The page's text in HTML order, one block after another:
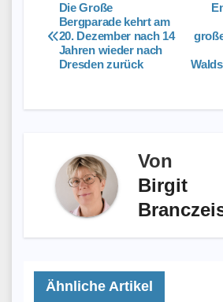
Die Große
Bergparade kehrt am
20. Dezember nach 14
Jahren wieder nach
Dresden zurück
Von
Birgit
Ähnliche Artikel